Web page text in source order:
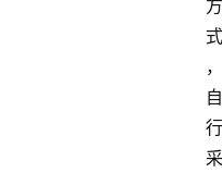
方
式
，
自
行
采